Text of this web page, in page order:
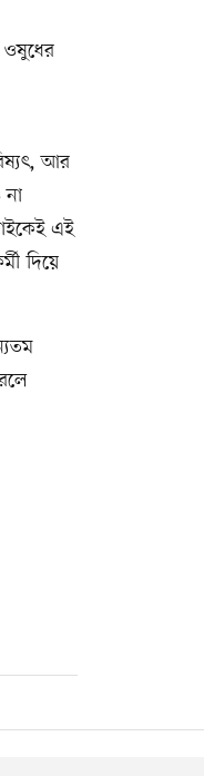
ওষুধের
আর
এই
দিয়ে